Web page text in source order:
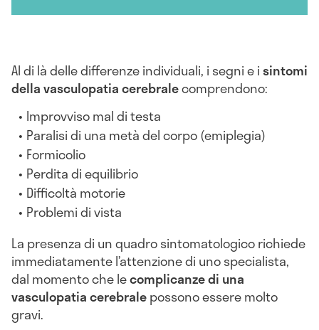
Al di là delle differenze individuali, i segni e isintomi
della vasculopatia cerebralecomprendono:
Improvviso mal di testa
Paralisi di una metà del corpo (emiplegia)
Formicolio
Perdita di equilibrio
Difficoltà motorie
Problemi di vista
La presenza di un quadro sintomatologico richiede
immediatamente l’attenzione di uno specialista,
dal momento che lecomplicanze di una
vasculopatia cerebralepossono essere molto
gravi.